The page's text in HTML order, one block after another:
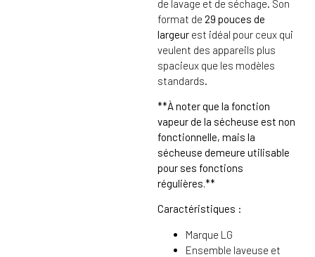
de lavage et de séchage. Son
format de 29 pouces de
largeur est idéal pour ceux qui
veulent des appareils plus
spacieux que les modèles
standards.
**À noter que la fonction
vapeur de la sécheuse est non
fonctionnelle, mais la
sécheuse demeure utilisable
pour ses fonctions
régulières.**
Caractéristiques :
Marque LG
Ensemble laveuse et